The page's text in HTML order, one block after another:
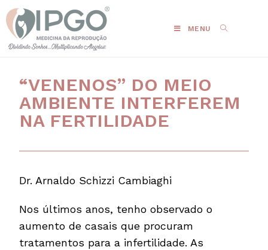
MENU
“VENENOS” DO MEIO
AMBIENTE INTERFEREM
NA FERTILIDADE
Dr. Arnaldo Schizzi Cambiaghi
Nos últimos anos, tenho observado o
aumento de casais que procuram
tratamentos para a infertilidade. As